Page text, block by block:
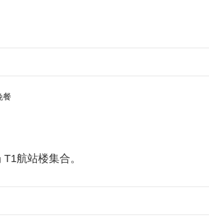
餐
航站楼集合。